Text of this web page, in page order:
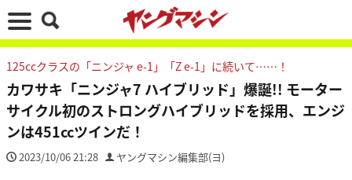
125ccクラスの「ニンジャ e-1」「Z e-1」に続いて……！
カワサキ「ニンジャ7 ハイブリッド」爆誕!! モーター
サイクル初のストロングハイブリッドを採用、エンジ
ンは451ccツインだ！
2023/10/06 21:28 ヤングマシン編集部(ヨ)